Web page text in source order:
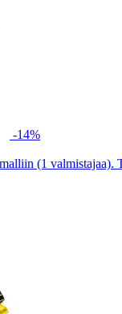
-14%
(1 valmistajaa).